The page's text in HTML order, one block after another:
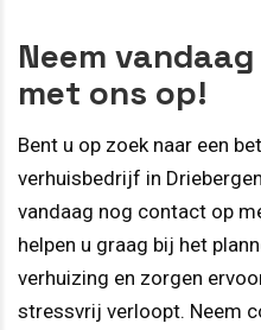
Neem
met ons op!
Bent u op zoek naar een
verhuisbedrijf in
vandaag nog contact op
helpen u graag bij het
verhuizing en zorgen
stressvrij verloopt. Neem